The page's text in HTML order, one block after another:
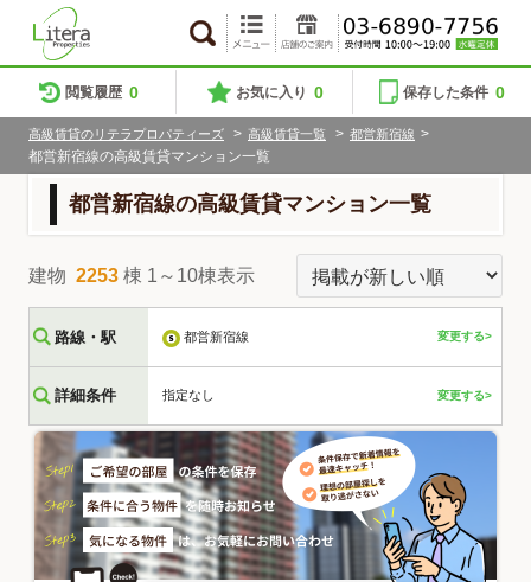
閲覧履歴 0 お気に入り 0 保存した条件 0
高級賃貸のリテラプロパティーズ > 高級賃貸一覧 > 都営新宿線 >
都営新宿線の高級賃貸マンション一覧
都営新宿線の高級賃貸マンション一覧
建物 2253 棟 1～10棟表示
路線・駅 都営新宿線 変更する>
詳細条件 指定なし 変更する>